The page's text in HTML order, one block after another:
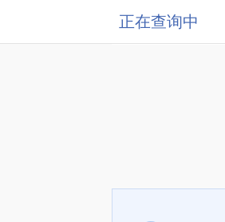
正在查询中